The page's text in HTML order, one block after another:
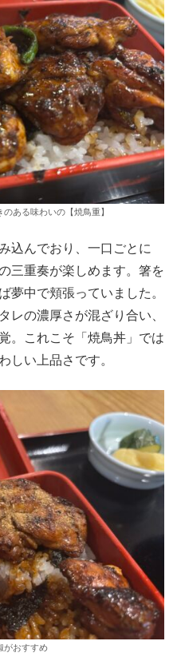
ある味わいの【焼鳥重】
込んでおり、一口ごとに
三重奏が楽しめます。箸を
夢中で頬張っていました。
レの濃厚さが混ざり合い、
。これこそ「焼鳥丼」では
しい上品さです。
がおすすめ